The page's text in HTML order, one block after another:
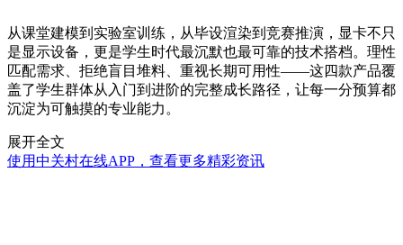
从课堂建模到实验室训练，从毕设渲染到竞赛推演，显卡不只
是显示设备，更是学生时代最沉默也最可靠的技术搭档。理性
匹配需求、拒绝盲目堆料、重视长期可用性——这四款产品覆
盖了学生群体从入门到进阶的完整成长路径，让每一分预算都
沉淀为可触摸的专业能力。
展开全文
使用中关村在线APP，查看更多精彩资讯